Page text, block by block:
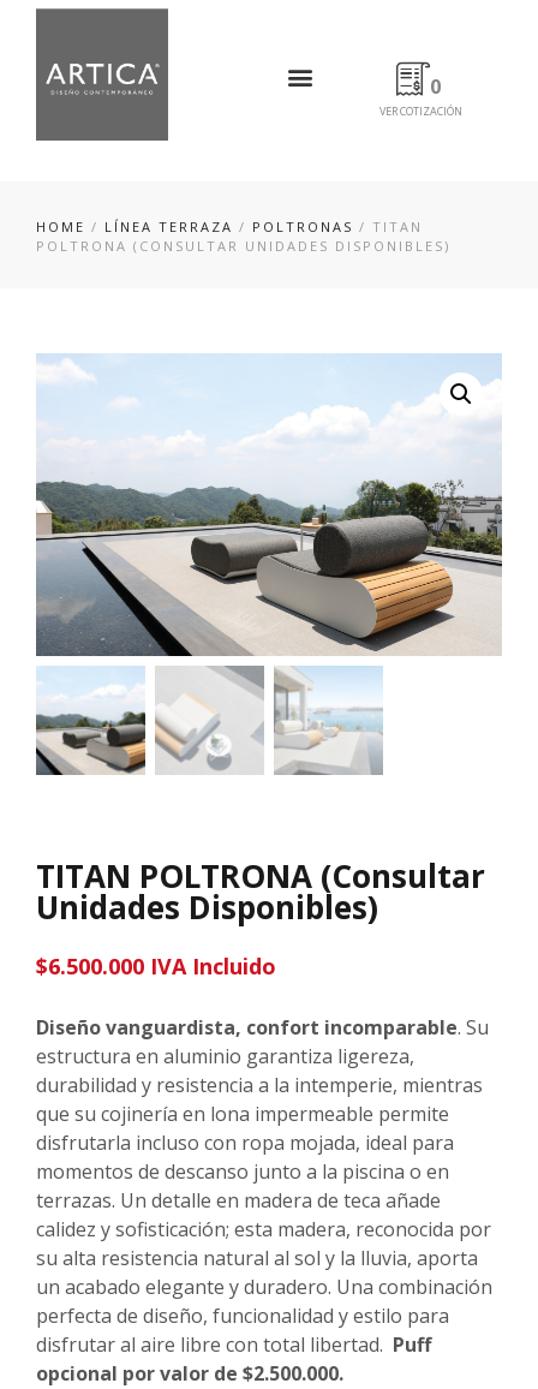
0
VER COTIZACIÓN
HOME / LÍNEA TERRAZA / POLTRONAS / TITAN
POLTRONA (CONSULTAR UNIDADES DISPONIBLES)
TITAN POLTRONA (Consultar
Unidades Disponibles)
$6.500.000 IVA Incluido
Diseño vanguardista, confort incomparable. Su
estructura en aluminio garantiza ligereza,
durabilidad y resistencia a la intemperie, mientras
que su cojinería en lona impermeable permite
disfrutarla incluso con ropa mojada, ideal para
momentos de descanso junto a la piscina o en
terrazas. Un detalle en madera de teca añade
calidez y sofisticación; esta madera, reconocida por
su alta resistencia natural al sol y la lluvia, aporta
un acabado elegante y duradero. Una combinación
perfecta de diseño, funcionalidad y estilo para
disfrutar al aire libre con total libertad. Puff
opcional por valor de $2.500.000.